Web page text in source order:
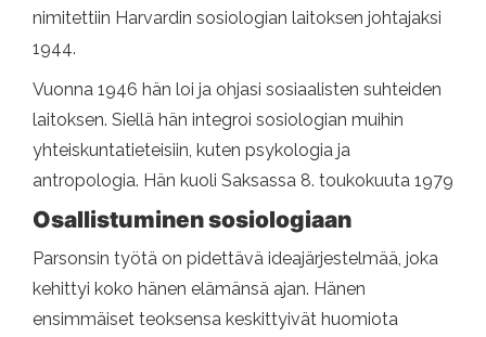
nimitettiin Harvardin sosiologian laitoksen johtajaksi
1944.
Vuonna 1946 hän loi ja ohjasi sosiaalisten suhteiden
laitoksen. Siellä hän integroi sosiologian muihin
yhteiskuntatieteisiin, kuten psykologia ja
antropologia. Hän kuoli Saksassa 8. toukokuuta 1979
Osallistuminen sosiologiaan
Parsonsin työtä on pidettävä ideajärjestelmää, joka
kehittyi koko hänen elämänsä ajan. Hänen
ensimmäiset teoksensa keskittyivät huomiota